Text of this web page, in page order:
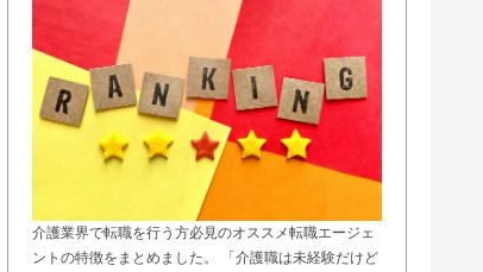
介護業界で転職を行う方必見のオススメ転職エージェ
ントの特徴をまとめました。 「介護職は未経験だけど